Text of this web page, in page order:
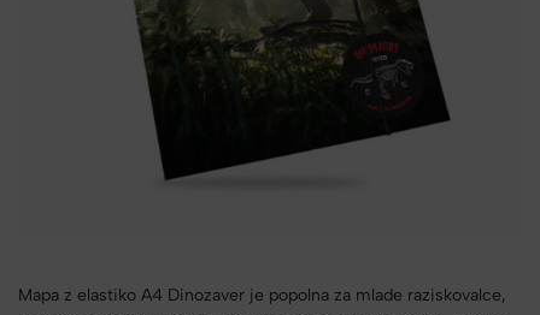
Mapa z elastiko A4 Dinozaver je popolna za mlade raziskovalce,